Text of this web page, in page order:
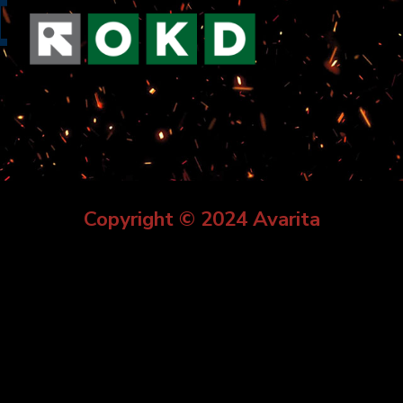
Copyright © 2024 Avarita